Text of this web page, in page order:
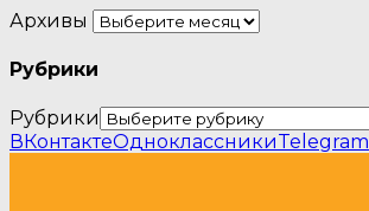
Архивы
Рубрики
Рубрики
ВКонтактеОдноклассникиTelegram